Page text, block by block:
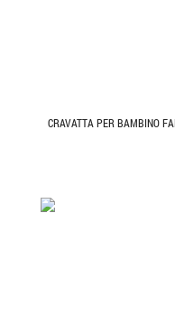
CRAVATTA PER BAMBINO